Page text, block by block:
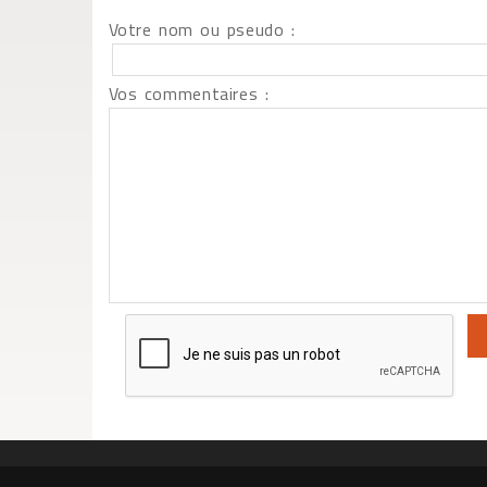
Votre nom ou pseudo :
Vos commentaires :